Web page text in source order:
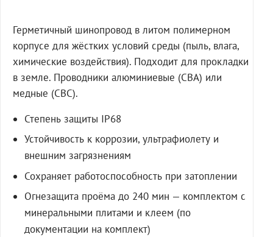
Герметичный шинопровод в литом полимерном
корпусе для жёстких условий среды (пыль, влага,
химические воздействия). Подходит для прокладки
в земле. Проводники алюминиевые (СВА) или
медные (СВС).
Степень защиты IP68
Устойчивость к коррозии, ультрафиолету и
внешним загрязнениям
Сохраняет работоспособность при затоплении
Огнезащита проёма до 240 мин — комплектом с
минеральными плитами и клеем (по
документации на комплект)